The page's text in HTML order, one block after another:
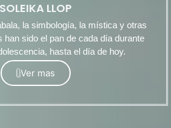
SOLEIKA LLOP
la simbología, la mística y otras
han sido el pan de cada día durante
hasta el día de hoy.
Ver mas